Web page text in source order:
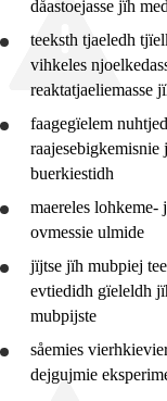
dåastoejasse jïh
teeksth tjaeledh
vihkeles
reaktatjaeliemasse
faagegïelem
raajesebigkemisnie
buerkiestidh
maereles lohkeme-
ovmessie ulmide
jïjtse jïh mubpiej
evtiedidh gïeleldh
mubpijste
såemies
dejgujmie